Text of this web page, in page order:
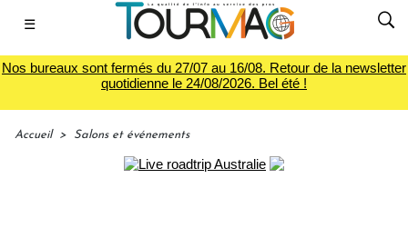
☰
Nos bureaux sont fermés du 27/07 au 16/08. Retour de la newsletter
quotidienne le 24/08/2026. Bel été !
Accueil > Salons et événements